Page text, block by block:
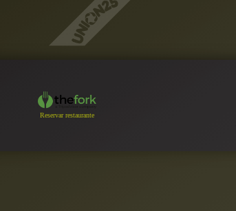
Reservar restaurante